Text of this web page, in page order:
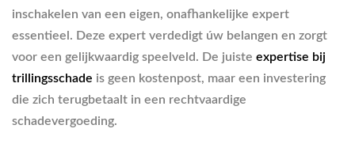
inschakelen van een eigen, onafhankelijke expert
essentieel. Deze expert verdedigt úw belangen en zorgt
voor een gelijkwaardig speelveld. De juiste expertise bij
trillingsschade is geen kostenpost, maar een investering
die zich terugbetaalt in een rechtvaardige
schadevergoeding.